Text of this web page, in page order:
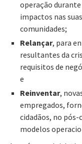
operação
impactos nas
comunidades;
Relançar, para
resultantes da
requisitos de
e
Reinventar,
empregados,
cidadãos, no pós-
modelos